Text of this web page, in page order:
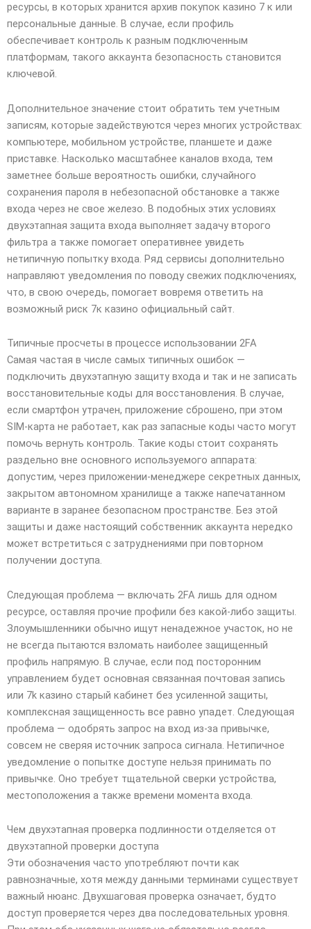
ресурсы, в которых хранится архив покупок казино 7 к или
персональные данные. В случае, если профиль
обеспечивает контроль к разным подключенным
платформам, такого аккаунта безопасность становится
ключевой.
Дополнительное значение стоит обратить тем учетным
записям, которые задействуются через многих устройствах:
компьютере, мобильном устройстве, планшете и даже
приставке. Насколько масштабнее каналов входа, тем
заметнее больше вероятность ошибки, случайного
сохранения пароля в небезопасной обстановке а также
входа через не свое железо. В подобных этих условиях
двухэтапная защита входа выполняет задачу второго
фильтра а также помогает оперативнее увидеть
нетипичную попытку входа. Ряд сервисы дополнительно
направляют уведомления по поводу свежих подключениях,
что, в свою очередь, помогает вовремя ответить на
возможный риск 7к казино официальный сайт.
Типичные просчеты в процессе использовании 2FA
Самая частая в числе самых типичных ошибок —
подключить двухэтапную защиту входа и так и не записать
восстановительные коды для восстановления. В случае,
если смартфон утрачен, приложение сброшено, при этом
SIM-карта не работает, как раз запасные коды часто могут
помочь вернуть контроль. Такие коды стоит сохранять
раздельно вне основного используемого аппарата:
допустим, через приложении-менеджере секретных данных,
закрытом автономном хранилище а также напечатанном
варианте в заранее безопасном пространстве. Без этой
защиты и даже настоящий собственник аккаунта нередко
может встретиться с затруднениями при повторном
получении доступа.
Следующая проблема — включать 2FA лишь для одном
ресурсе, оставляя прочие профили без какой-либо защиты.
Злоумышленники обычно ищут ненадежное участок, но не
не всегда пытаются взломать наиболее защищенный
профиль напрямую. В случае, если под посторонним
управлением будет основная связанная почтовая запись
или 7k казино старый кабинет без усиленной защиты,
комплексная защищенность все равно упадет. Следующая
проблема — одобрять запрос на вход из-за привычке,
совсем не сверяя источник запроса сигнала. Нетипичное
уведомление о попытке доступе нельзя принимать по
привычке. Оно требует тщательной сверки устройства,
местоположения а также времени момента входа.
Чем двухэтапная проверка подлинности отделяется от
двухэтапной проверки доступа
Эти обозначения часто употребляют почти как
равнозначные, хотя между данными терминами существует
важный нюанс. Двухшаговая проверка означает, будто
доступ проверяется через два последовательных уровня.